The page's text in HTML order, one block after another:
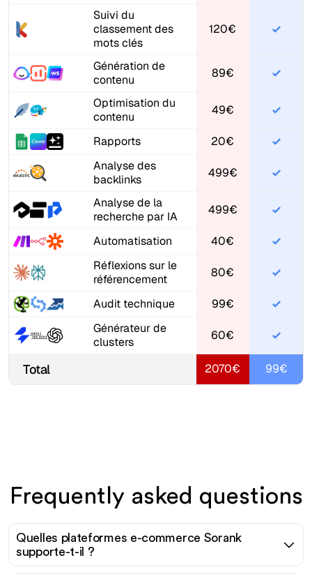
Suivi du
classement des
mots clés
120€
Génération de
contenu
89€
Optimisation du
contenu
49€
Rapports
20€
Analyse des
backlinks
499€
Analyse de la
recherche par IA
499€
Automatisation
40€
Réflexions sur le
référencement
80€
Audit technique
99€
Générateur de
clusters
60€
Total 2070€ 99€
Frequently asked questions
Quelles plateformes e-commerce Sorank
supporte-t-il ?